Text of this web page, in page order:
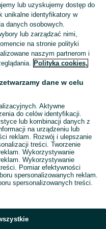
Skorzystaj z największego serwisu ogłoszeniowego - Tarnów i okolice! - kupuj lub sprzedawaj jeszcze wygodniej w kategorii Produkty rękodzielnicze! Zobacz
lub uzyskujemy dostęp do
unikalne identyfikatory w
danych osobowych.
lub zarządzać nimi,
na stronie polityki
naszym partnerom i
Polityka cookies,
dane w celu
Aktywne
do celów identyfikacji.
lub kombinacji danych z
na urządzeniu lub
reklam. Rozwój i ulepszanie
treści. Tworzenie
Wykorzystywanie
Wykorzystywanie
Pomiar efektywności
spersonalizowanych reklam.
spersonalizowanych treści.